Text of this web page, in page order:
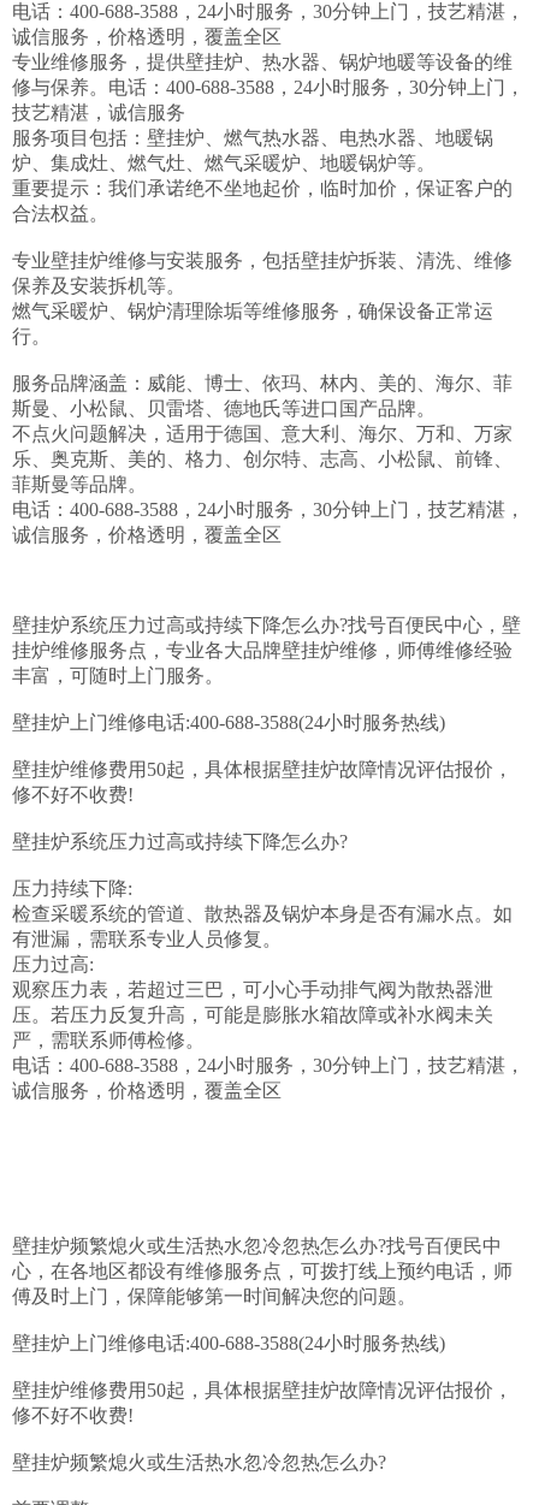
电话：400-688-3588，24小时服务，30分钟上门，技艺精湛，
诚信服务，价格透明，覆盖全区
专业维修服务，提供壁挂炉、热水器、锅炉地暖等设备的维
修与保养。电话：400-688-3588，24小时服务，30分钟上门，
技艺精湛，诚信服务
服务项目包括：壁挂炉、燃气热水器、电热水器、地暖锅
炉、集成灶、燃气灶、燃气采暖炉、地暖锅炉等。
重要提示：我们承诺绝不坐地起价，临时加价，保证客户的
合法权益。
专业壁挂炉维修与安装服务，包括壁挂炉拆装、清洗、维修
保养及安装拆机等。
燃气采暖炉、锅炉清理除垢等维修服务，确保设备正常运
行。
服务品牌涵盖：威能、博士、依玛、林内、美的、海尔、菲
斯曼、小松鼠、贝雷塔、德地氏等进口国产品牌。
不点火问题解决，适用于德国、意大利、海尔、万和、万家
乐、奥克斯、美的、格力、创尔特、志高、小松鼠、前锋、
菲斯曼等品牌。
电话：400-688-3588，24小时服务，30分钟上门，技艺精湛，
诚信服务，价格透明，覆盖全区
壁挂炉系统压力过高或持续下降怎么办?找号百便民中心，壁
挂炉维修服务点，专业各大品牌壁挂炉维修，师傅维修经验
丰富，可随时上门服务。
壁挂炉上门维修电话:400-688-3588(24小时服务热线)
壁挂炉维修费用50起，具体根据壁挂炉故障情况评估报价，
修不好不收费!
壁挂炉系统压力过高或持续下降怎么办?
压力持续下降:
检查采暖系统的管道、散热器及锅炉本身是否有漏水点。如
有泄漏，需联系专业人员修复。
压力过高:
观察压力表，若超过三巴，可小心手动排气阀为散热器泄
压。若压力反复升高，可能是膨胀水箱故障或补水阀未关
严，需联系师傅检修。
电话：400-688-3588，24小时服务，30分钟上门，技艺精湛，
诚信服务，价格透明，覆盖全区
壁挂炉频繁熄火或生活热水忽冷忽热怎么办?找号百便民中
心，在各地区都设有维修服务点，可拨打线上预约电话，师
傅及时上门，保障能够第一时间解决您的问题。
壁挂炉上门维修电话:400-688-3588(24小时服务热线)
壁挂炉维修费用50起，具体根据壁挂炉故障情况评估报价，
修不好不收费!
壁挂炉频繁熄火或生活热水忽冷忽热怎么办?